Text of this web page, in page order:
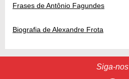
Frases de Antônio Fagundes
Biografia de Alexandre Frota
Siga-nos